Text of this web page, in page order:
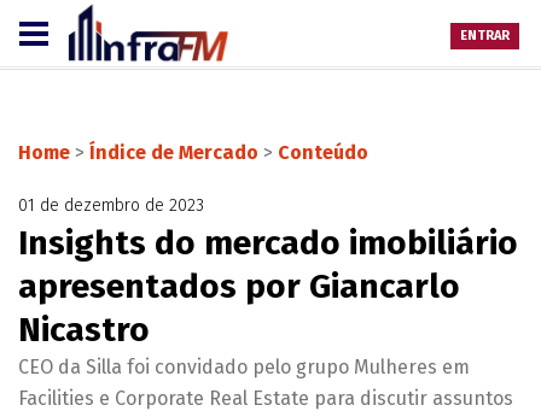
ENTRAR
Home > Índice de Mercado > Conteúdo
01 de dezembro de 2023
Insights do mercado imobiliário
apresentados por Giancarlo
Nicastro
CEO da Silla foi convidado pelo grupo Mulheres em
Facilities e Corporate Real Estate para discutir assuntos